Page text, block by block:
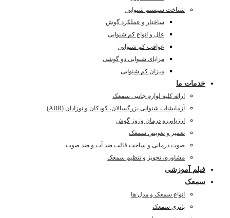
شناخت سیستم شنوایی
ساختار و عملکرد گوش
علل و انواع کم شنوایی
عواقب کم شنوایی
مزایای شنوایی دو گوشی
میزان کم شنوایی
خدمات ما
ارائه کلیه لوازم جانبی سمعک
آزمایشات شنوایی بزرگسالان، کودکان و نوزادان (ABR)
ارزیابی و درمان وزوز گوش
تعمیر و تعویض سمعک
صوت درمانی و ساخت قالب ضد آب و ضد صوت
مشاوره، تجویز و تنظیم سمعک
فیلم آموزشی
سمعک
انواع سمعک و مدل ها
باتری سمعک